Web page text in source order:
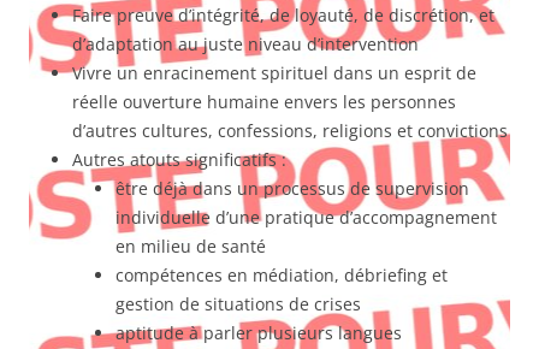
Faire preuve d’intégrité, de loyauté, de discrétion, et
d’adaptation au juste niveau d’intervention
Vivre un enracinement spirituel dans un esprit de
réelle ouverture humaine envers les personnes
d’autres cultures, confessions, religions et convictions
Autres atouts significatifs :
être déjà dans un processus de supervision
individuelle d’une pratique d’accompagnement
en milieu de santé
compétences en médiation, débriefing et
gestion de situations de crises
aptitude à parler plusieurs langues